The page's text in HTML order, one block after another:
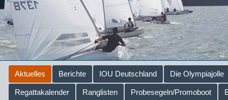
Aktuelles Berichte IOU Deutschland Die Olympiajolle
Regattakalender Ranglisten Probesegeln/Promoboot